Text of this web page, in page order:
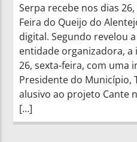
Serpa recebe nos dias
Feira do Queijo do
digital. Segundo revelou
entidade organizadora,
26, sexta-feira, com uma
Presidente do Município,
alusivo ao projeto Cante
[…]